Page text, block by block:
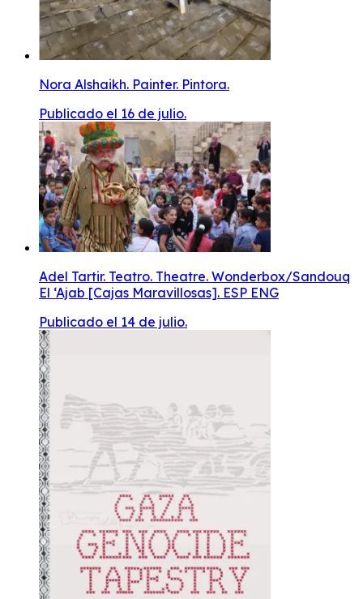
Nora Alshaikh. Painter. Pintora.
Publicado el 16 de julio.
Adel Tartir. Teatro. Theatre. Wonderbox/Sandouq
El ‘Ajab [Cajas Maravillosas]. ESP ENG
Publicado el 14 de julio.